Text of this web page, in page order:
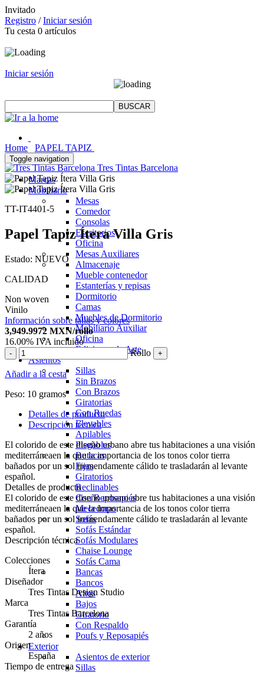
Invitado
Registro /Iniciar sesión
Tu cesta 0 artículos
Iniciar sesión
Toggle navigation
Marcas
Mobiliario
Mesas
Comedor
Consolas
Escritorios
Oficina
Mesas Auxiliares
Almacenaje
Mueble contenedor
Estanterías y repisas
Dormitorio
Camas
Muebles de Dormitorio
Mobiliario Auxiliar
Oficina
Ediciones de Arte
Asientos
Sillas
Sin Brazos
Con Brazos
Giratorias
Con Ruedas
Elevables
Apilables
Plegables
Butacas
Fijas
Giratorios
Reclinables
Con Reposapiés
Mecedoras
Sofás
Sofás Estándar
Sofás Modulares
Chaise Lounge
Sofás Cama
Bancas
Bancos
Altos
Bajos
Giratorio
Con Respaldo
Poufs y Reposapiés
Exterior
Asientos de exterior
Sillas
Home
PAPEL TAPIZ
Tres Tintas Barcelona
TT-IT4401-5
Papel Tapiz Ítera Villa Gris
Estado: NUEVO
CALIDAD
Non woven
Vinilo
Información sobre tallas y colores
3,949.9972 MXN/rollo
16.00% IVA incluido
- Rollo +
Añadir a la cesta
Peso: 10 gramos
Detalles de producto
Descripción técnica
El colorido de este diseño urbano abre tus habitaciones a una visión
mediterráneaen la que la importancia de los tonos color tierra
bañados por un sol tremendamente cálido te trasladarán al levante
español.
Detalles de producto
El colorido de este diseño urbano abre tus habitaciones a una visión
mediterráneaen la que la importancia de los tonos color tierra
bañados por un sol tremendamente cálido te trasladarán al levante
español.
Descripción técnica
Colecciones
Ítera
Diseñador
Tres Tintas Design Studio
Marca
Tres Tintas Barcelona
Garantía
2 años
Origen
España
Tiempo de entrega